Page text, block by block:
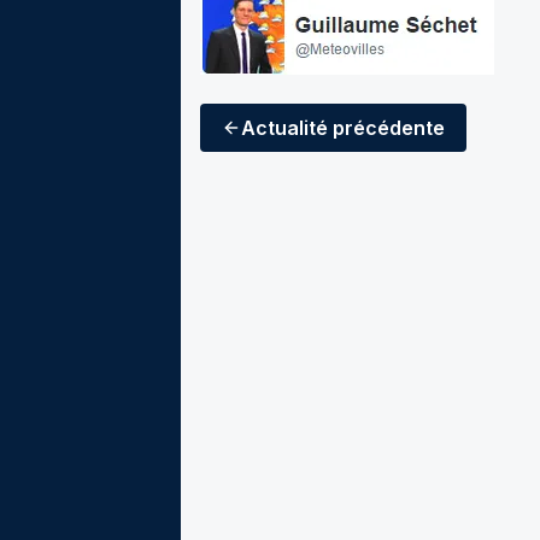
Actualité précédente